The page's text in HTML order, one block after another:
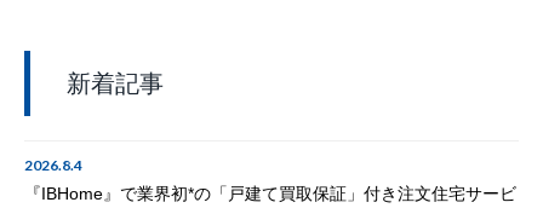
新着記事
2026.8.4
『IBHome』で業界初*の「戸建て買取保証」付き注文住宅サービ